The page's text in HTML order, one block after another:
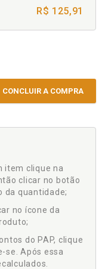
R$ 125,91
CONCLUIR A COMPRA
item clique na
clicar no botão
da quantidade;
no ícone da
do PAP, clique
se. Após essa